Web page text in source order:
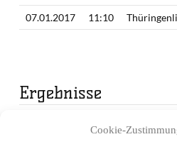
Cookie-
07.01.2017
11:10
Ergebnisse
1. Periode